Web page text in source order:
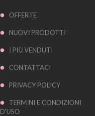
OFFERTE
NUOVI PRODOTTI
I PIÙ VENDUTI
CONTATTACI
PRIVACY POLICY
TERMINI E CONDIZIONI
D'USO